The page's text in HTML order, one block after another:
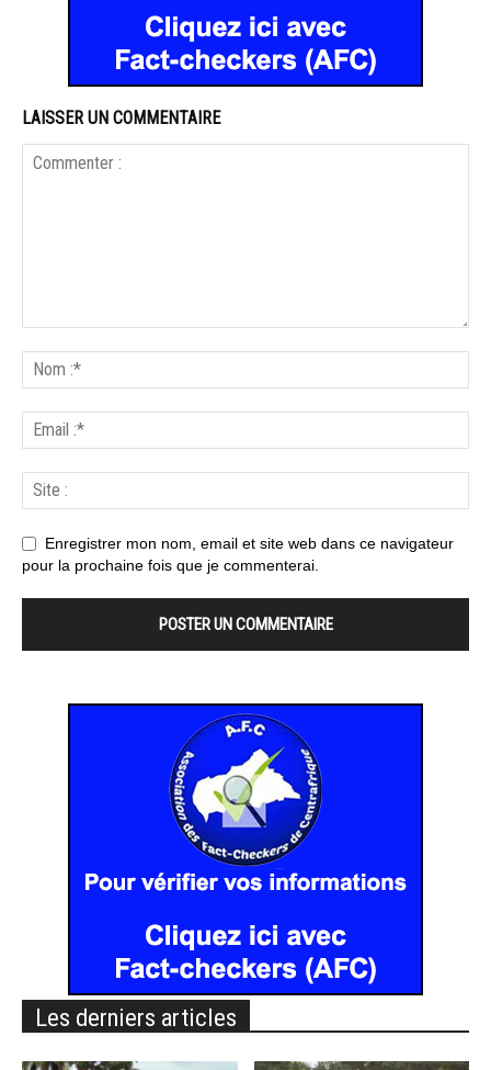
LAISSER UN COMMENTAIRE
Enregistrer mon nom, email et site web dans ce navigateur
pour la prochaine fois que je commenterai.
Les derniers articles